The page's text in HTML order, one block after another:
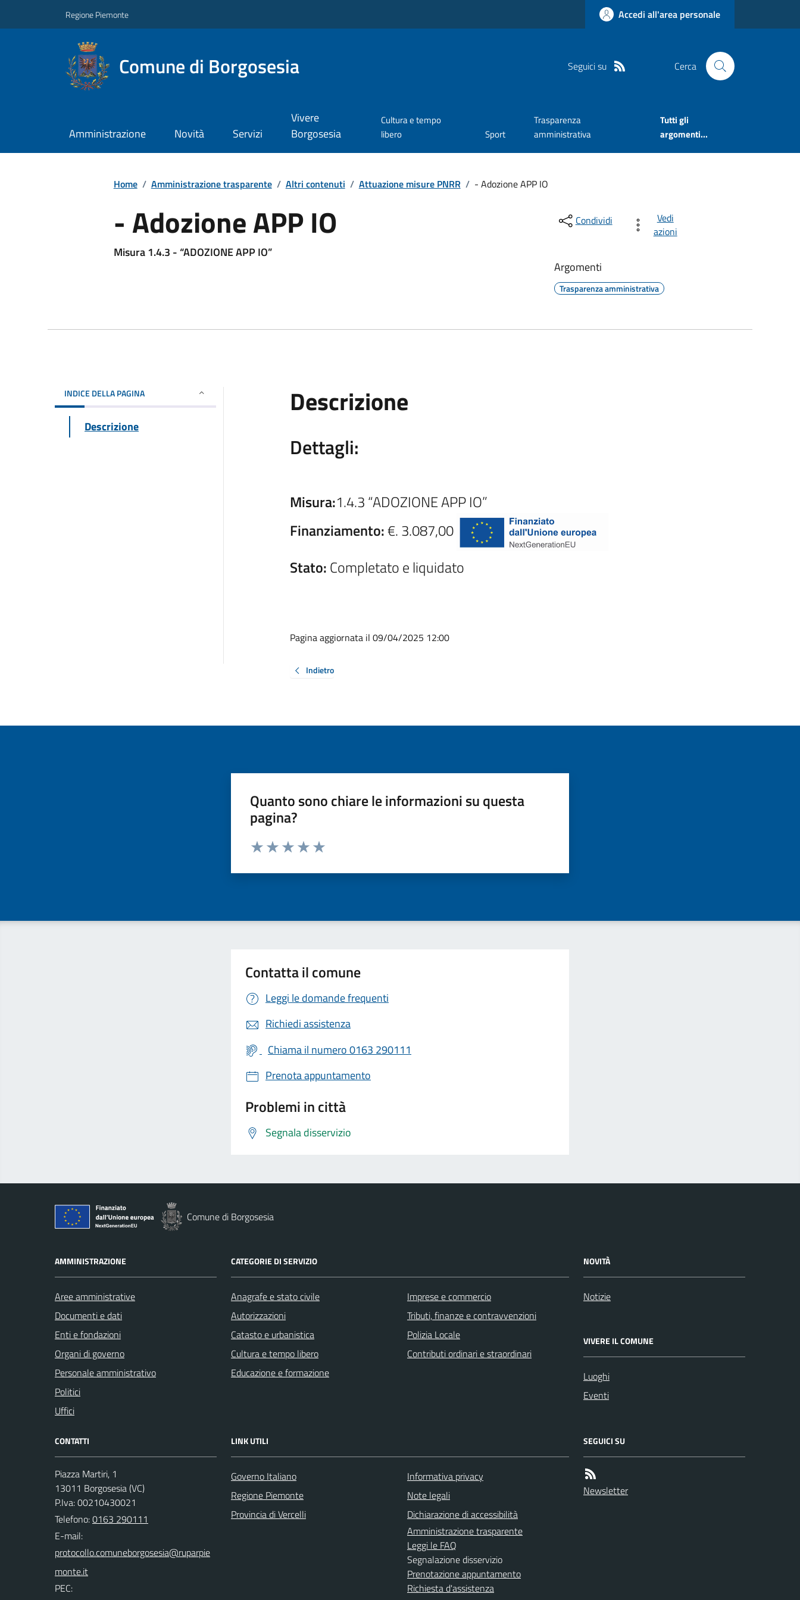
Regione Piemonte Accedi all'area personale
Comune di Borgosesia Seguici su Cerca
Amministrazione Novità Servizi
Vivere
Borgosesia
Cultura e tempo
libero
Sport
Trasparenza
amministrativa
Tutti gli
argomenti...
Home / Amministrazione trasparente / Altri contenuti / Attuazione misure PNRR / - Adozione APP IO
- Adozione APP IO
Misura 1.4.3 - “ADOZIONE APP IO”
Condividi
Vedi
azioni
Argomenti
Trasparenza amministrativa
INDICE DELLA PAGINA
Descrizione
Descrizione
Dettagli:
Misura:1.4.3 “ADOZIONE APP IO”
Finanziamento:€. 3.087,00
Stato:Completato e liquidato
Pagina aggiornata il 09/04/2025 12:00
Indietro
Quanto sono chiare le informazioni su questa
pagina?
Valuta da 1 a 5 stelle la pagina
Contatta il comune
Leggi le domande frequenti
Richiedi assistenza
Chiama il numero 0163 290111
Prenota appuntamento
Problemi in città
Segnala disservizio
Comune di Borgosesia
AMMINISTRAZIONE
Aree amministrative
Documenti e dati
Enti e fondazioni
Organi di governo
Personale amministrativo
Politici
Uffici
CATEGORIE DI SERVIZIO
Anagrafe e stato civile
Autorizzazioni
Catasto e urbanistica
Cultura e tempo libero
Educazione e formazione
Imprese e commercio
Tributi, finanze e contravvenzioni
Polizia Locale
Contributi ordinari e straordinari
NOVITÀ
Notizie
VIVERE IL COMUNE
Luoghi
Eventi
CONTATTI
Piazza Martiri, 1
13011 Borgosesia (VC)
P.Iva: 00210430021
Telefono:0163 290111
E-mail:
PEC:
LINK UTILI
Governo Italiano
Regione Piemonte
Provincia di Vercelli
Informativa privacy
Note legali
Dichiarazione di accessibilità
Amministrazione trasparente
Leggi le FAQ
Segnalazione disservizio
Prenotazione appuntamento
Richiesta d'assistenza
SEGUICI SU
Newsletter